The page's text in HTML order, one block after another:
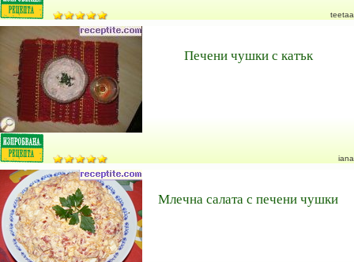
teetaa
Печени чушки с катък
iana
Млечна салата с печени чушки